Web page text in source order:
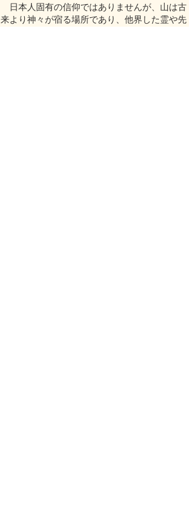
日本人固有の信仰ではありませんが、山は古
来より神々が宿る場所であり、他界した霊や先